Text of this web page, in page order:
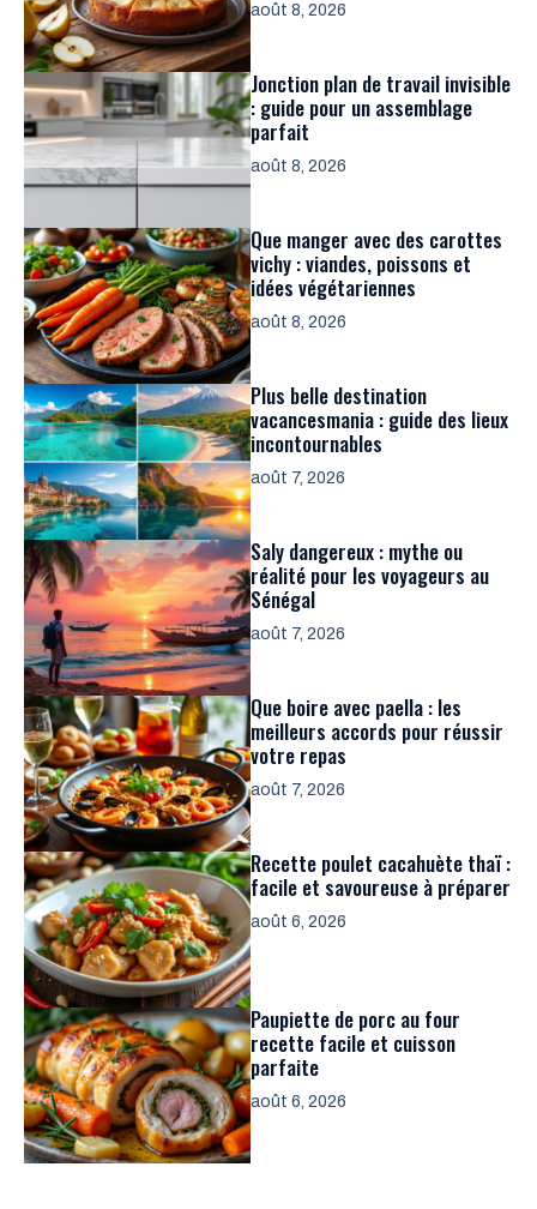
août 8, 2026
Jonction plan de travail invisible
: guide pour un assemblage
parfait
août 8, 2026
Que manger avec des carottes
vichy : viandes, poissons et
idées végétariennes
août 8, 2026
Plus belle destination
vacancesmania : guide des lieux
incontournables
août 7, 2026
Saly dangereux : mythe ou
réalité pour les voyageurs au
Sénégal
août 7, 2026
Que boire avec paella : les
meilleurs accords pour réussir
votre repas
août 7, 2026
Recette poulet cacahuète thaï :
facile et savoureuse à préparer
août 6, 2026
Paupiette de porc au four
recette facile et cuisson
parfaite
août 6, 2026